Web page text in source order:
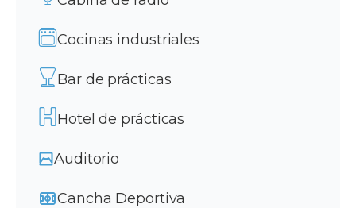
Cocinas industriales
Bar de prácticas
Hotel de prácticas
Auditorio
Cancha Deportiva